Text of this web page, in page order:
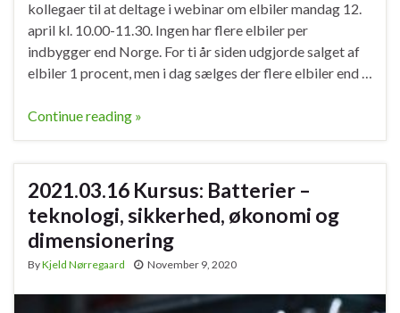
kollegaer til at deltage i webinar om elbiler mandag 12.
april kl. 10.00-11.30. Ingen har flere elbiler per
indbygger end Norge. For ti år siden udgjorde salget af
elbiler 1 procent, men i dag sælges der flere elbiler end …
Continue reading »
2021.03.16 Kursus: Batterier –
teknologi, sikkerhed, økonomi og
dimensionering
ByKjeld Nørregaard November 9, 2020